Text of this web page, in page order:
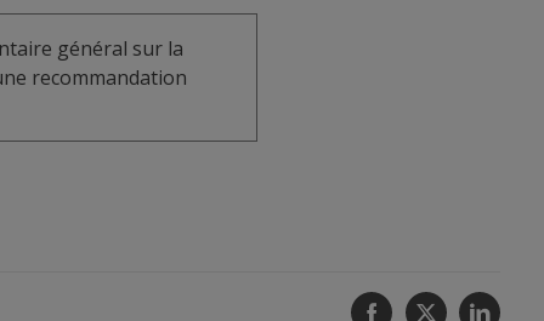
général sur la
recommandation
Facebook
Twitter